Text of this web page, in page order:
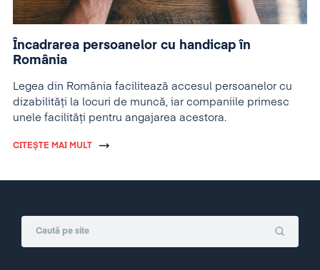
Încadrarea persoanelor cu handicap în
România
Legea din România facilitează accesul persoanelor cu
dizabilități la locuri de muncă, iar companiile primesc
unele facilități pentru angajarea acestora.
CITEȘTE MAI MULT